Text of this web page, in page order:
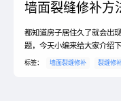
墙面裂缝修补方
都知道房子居住久了就会出
题，今天小编来给大家介绍
小编一起来看看吧！
标签： 墙面裂缝修补 裂缝修